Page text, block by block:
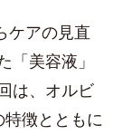
ケアの見直
「美容液」
は、オルビ
徴とともに